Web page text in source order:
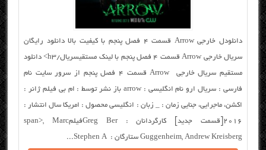
دانلودل خارجی Arrow قسمت ۴ فصل پنجم با کیفیت بالا دانلود رایگان
سریال خارجی Arrow قسمت ۴ فصل پنجم با لینک مستقیسریال/h3> دانلود
مستقیم سریال خارجی Arrow قسمت ۴ فصل پنجم از سرور سایت نام
فارسی : سریال ارو نام انگلیسی : arrow باز نشر توسط : ام بی فیلم ژانر :
اکشن، ماجرایی، جنایی زمان : _ زبان : انگلیسی محصول : امریکا سال انتشار :
۲۰۱۶[قسمت جدید] کارگردانان : Greg Berفیلمspan>, Marc
Guggenheim, Andrew Kreisberg ستارگان : Stephen A...